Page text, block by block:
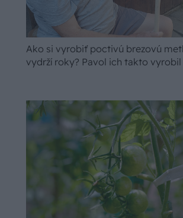
Ako si vyrobiť poctivú brezovú
vydrží roky? Pavol ich takto